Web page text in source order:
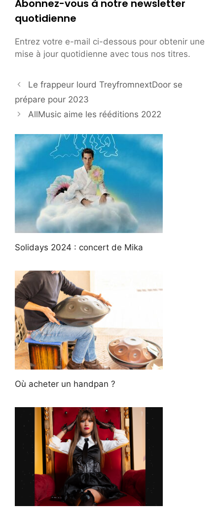
Abonnez-vous à notre newsletter
quotidienne
Entrez votre e-mail ci-dessous pour obtenir une
mise à jour quotidienne avec tous nos titres.
Le frappeur lourd TreyfromnextDoor se
prépare pour 2023
AllMusic aime les rééditions 2022
Solidays 2024 : concert de Mika
Où acheter un handpan ?